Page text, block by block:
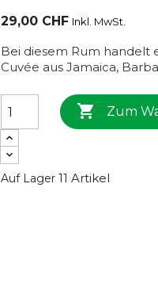
29,00 CHF Inkl. MwSt.
Bei diesem Rum handelt
Cuvée aus Jamaica,
 Zum
Auf Lager 11 Artikel